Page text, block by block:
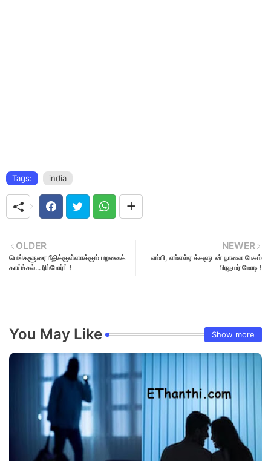
Tags: india
NEWER
எம்பி, எம்எல்ஏ க்களுடன் நாளை பேசும்
பிரதமர் மோடி !
OLDER
பெங்களூரை பீதிக்குள்ளாக்கும் பறவைக்
காய்ச்சல்... ரிப்போர்ட் !
You May Like Show more